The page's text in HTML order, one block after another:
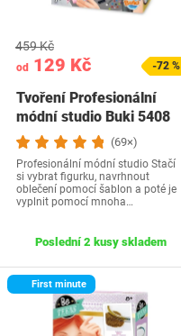
od 129 Kč
459 Kč
-72 %
Tvoření Profesionální
módní studio Buki 5408
(69×)
Profesionální módní studio Stačí
si vybrat figurku, navrhnout
oblečení pomocí šablon a poté je
vyplnit pomocí mnoha…
Poslední 2 kusy skladem
First minute